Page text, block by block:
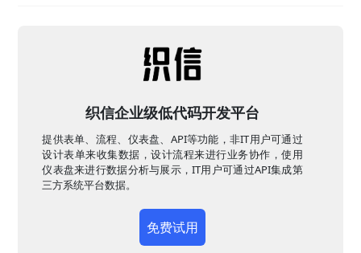
织信企业级低代码开发平台
提供表单、流程、仪表盘、API等功能，非IT用户可通过
设计表单来收集数据，设计流程来进行业务协作，使用
仪表盘来进行数据分析与展示，IT用户可通过API集成第
三方系统平台数据。
免费试用